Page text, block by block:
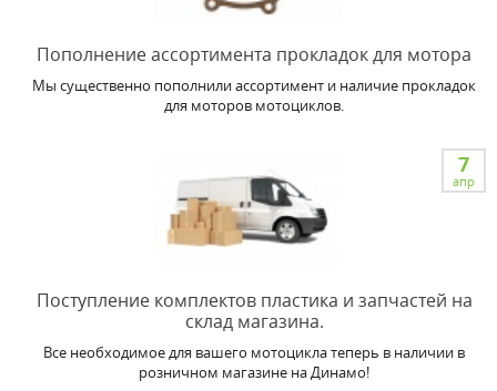
Пополнение ассортимента прокладок для мотора
Мы существенно пополнили ассортимент и наличие прокладок
для моторов мотоциклов.
7
апр
Поступление комплектов пластика и запчастей на
склад магазина.
Все необходимое для вашего мотоцикла теперь в наличии в
розничном магазине на Динамо!